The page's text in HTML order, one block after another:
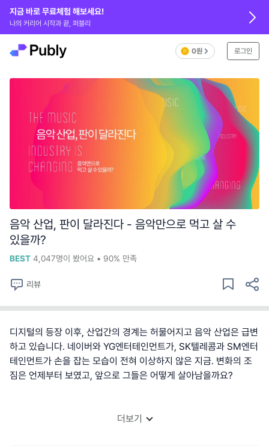
0원 로그인
지금 바로 무료체험 해보세요!
나의 커리어 시작과 끝, 퍼블리
음악 산업, 판이 달라진다 - 음악만으로 먹고 살 수
있을까?
BEST 4,047명이 봤어요 • 90% 만족
리뷰
디지털의 등장 이후, 산업간의 경계는 허물어지고 음악 산업은 급변
하고 있습니다. 네이버와 YG엔터테인먼트가, SK텔레콤과 SM엔터
테인먼트가 손을 잡는 모습이 전혀 이상하지 않은 지금. 변화의 조
짐은 언제부터 보였고, 앞으로 그들은 어떻게 살아남을까요?
더보기